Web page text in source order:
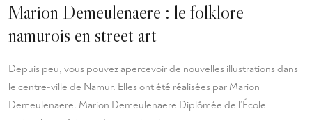
Marion Demeulenaere : le folklore
namurois en street art
Depuis peu, vous pouvez apercevoir de nouvelles illustrations dans
le centre-ville de Namur. Elles ont été réalisées par Marion
Demeulenaere. Marion Demeulenaere Diplômée de l’École